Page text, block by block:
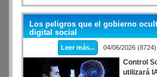
Los peligros que el gobierno
digital social
Leer más... 04/06/2026
Control
utilizará